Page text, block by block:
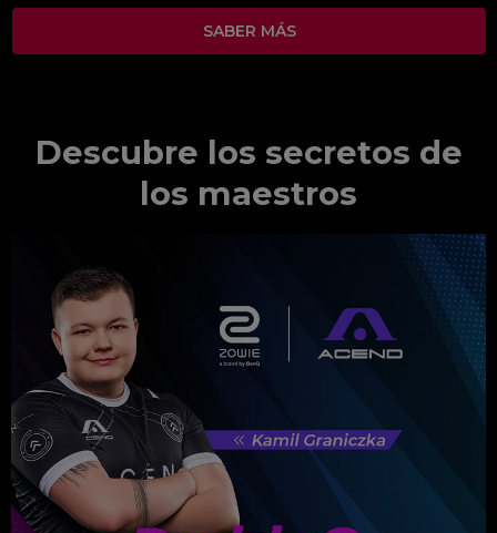
SABER MÁS
Descubre los secretos de
los maestros